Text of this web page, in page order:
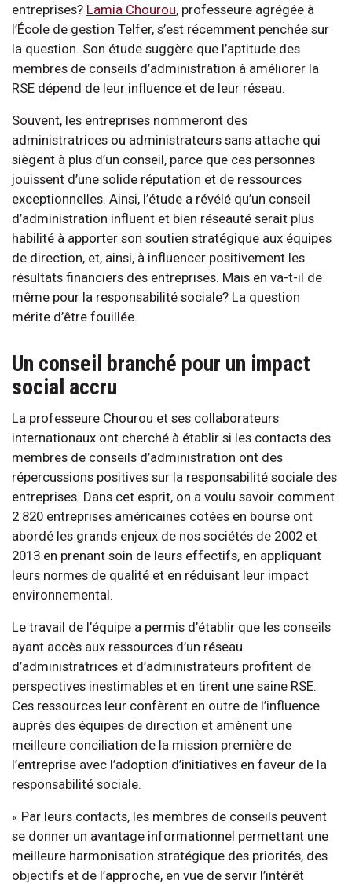
entreprises? Lamia Chourou, professeure agrégée à
l’École de gestion Telfer, s’est récemment penchée sur
la question. Son étude suggère que l’aptitude des
membres de conseils d’administration à améliorer la
RSE dépend de leur influence et de leur réseau.
Souvent, les entreprises nommeront des
administratrices ou administrateurs sans attache qui
siègent à plus d’un conseil, parce que ces personnes
jouissent d’une solide réputation et de ressources
exceptionnelles. Ainsi, l’étude a révélé qu’un conseil
d’administration influent et bien réseauté serait plus
habilité à apporter son soutien stratégique aux équipes
de direction, et, ainsi, à influencer positivement les
résultats financiers des entreprises. Mais en va-t-il de
même pour la responsabilité sociale? La question
mérite d’être fouillée.
Un conseil branché pour un impact
social accru
La professeure Chourou et ses collaborateurs
internationaux ont cherché à établir si les contacts des
membres de conseils d’administration ont des
répercussions positives sur la responsabilité sociale des
entreprises. Dans cet esprit, on a voulu savoir comment
2 820 entreprises américaines cotées en bourse ont
abordé les grands enjeux de nos sociétés de 2002 et
2013 en prenant soin de leurs effectifs, en appliquant
leurs normes de qualité et en réduisant leur impact
environnemental.
Le travail de l’équipe a permis d’établir que les conseils
ayant accès aux ressources d’un réseau
d’administratrices et d’administrateurs profitent de
perspectives inestimables et en tirent une saine RSE.
Ces ressources leur confèrent en outre de l’influence
auprès des équipes de direction et amènent une
meilleure conciliation de la mission première de
l’entreprise avec l’adoption d’initiatives en faveur de la
responsabilité sociale.
« Par leurs contacts, les membres de conseils peuvent
se donner un avantage informationnel permettant une
meilleure harmonisation stratégique des priorités, des
objectifs et de l’approche, en vue de servir l’intérêt